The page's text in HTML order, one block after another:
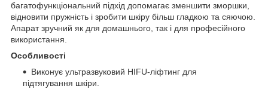
багатофункціональний підхід допомагає зменшити зморшки,
відновити пружність і зробити шкіру більш гладкою та сяючою.
Апарат зручний як для домашнього, так і для професійного
використання.
Особливості
Виконує ультразвуковий HIFU-ліфтинг для
підтягування шкіри.